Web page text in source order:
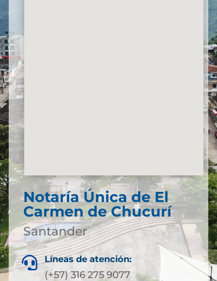
Notaría Única de El
Carmen de Chucurí
Santander
 Líneas de atención:
(+57) 316 275 9077